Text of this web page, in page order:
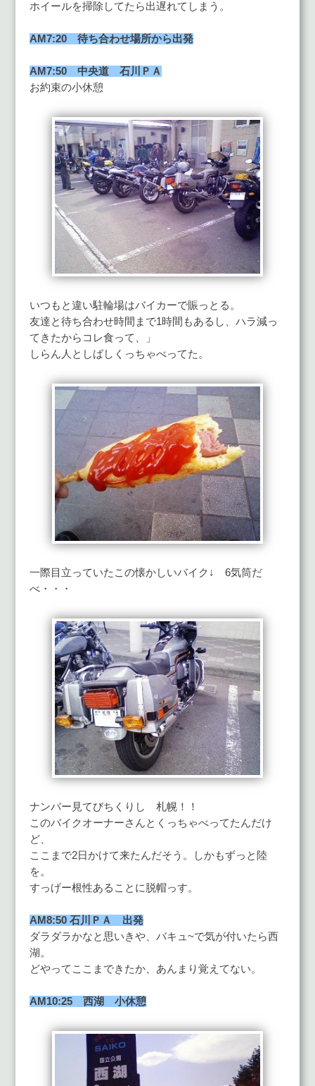
ホイールを掃除してたら出遅れてしまう。
AM7:20 待ち合わせ場所から出発
AM7:50 中央道 石川ＰＡ
お約束の小休憩
いつもと違い駐輪場はバイカーで賑っとる。
友達と待ち合わせ時間まで1時間もあるし、ハラ減っ
てきたからコレ食って、」
しらん人としばしくっちゃべってた。
一際目立っていたこの懐かしいバイク↓ 6気筒だ
べ・・・
ナンバー見てびちくりし 札幌！！
このバイクオーナーさんとくっちゃべってたんだけ
ど、
ここまで2日かけて来たんだそう。しかもずっと陸
を。
すっげー根性あることに脱帽っす。
AM8:50 石川ＰＡ 出発
ダラダラかなと思いきや、バキュ~で気が付いたら西
湖。
どやってここまできたか、あんまり覚えてない。
AM10:25 西湖 小休憩